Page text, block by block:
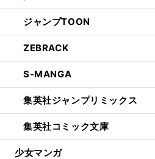
ジャンプTOON
ZEBRACK
S-MANGA
集英社ジャンプリミックス
集英社コミック文庫
少女マンガ